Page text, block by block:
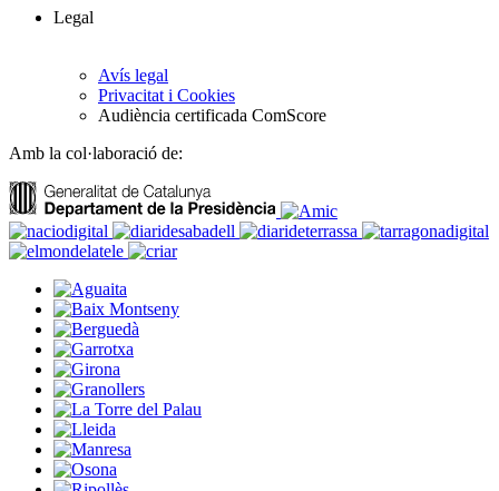
Legal
Avís legal
Privacitat i Cookies
Audiència certificada ComScore
Amb la col·laboració de: